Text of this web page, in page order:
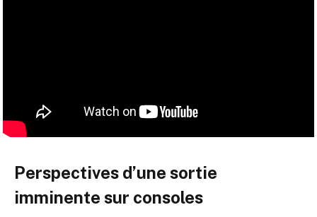
Perspectives d’une sortie
imminente sur consoles